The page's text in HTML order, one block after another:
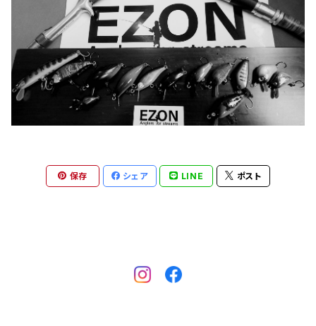
保存 シェア LINE ポスト